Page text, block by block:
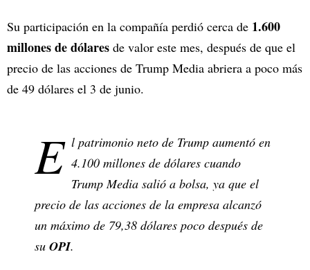
Su participación en la compañía perdió cerca de 1.600
millones de dólares de valor este mes, después de que el
precio de las acciones de Trump Media abriera a poco más
de 49 dólares el 3 de junio.
E l patrimonio neto de Trump aumentó en
4.100 millones de dólares cuando
Trump Media salió a bolsa, ya que el
precio de las acciones de la empresa alcanzó
un máximo de 79,38 dólares poco después de
su OPI.